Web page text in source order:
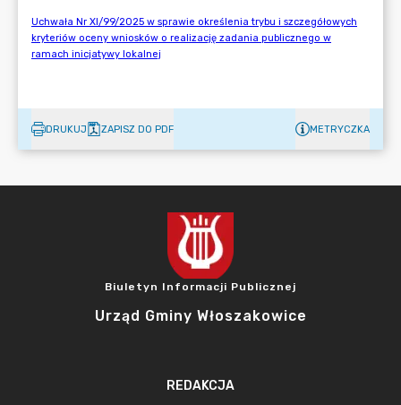
DRUKUJ ZAPISZ DO PDF METRYCZKA
Biuletyn Informacji Publicznej
Urząd Gminy Włoszakowice
REDAKCJA